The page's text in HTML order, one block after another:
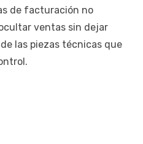
de facturación no
ventas sin dejar
las piezas técnicas que